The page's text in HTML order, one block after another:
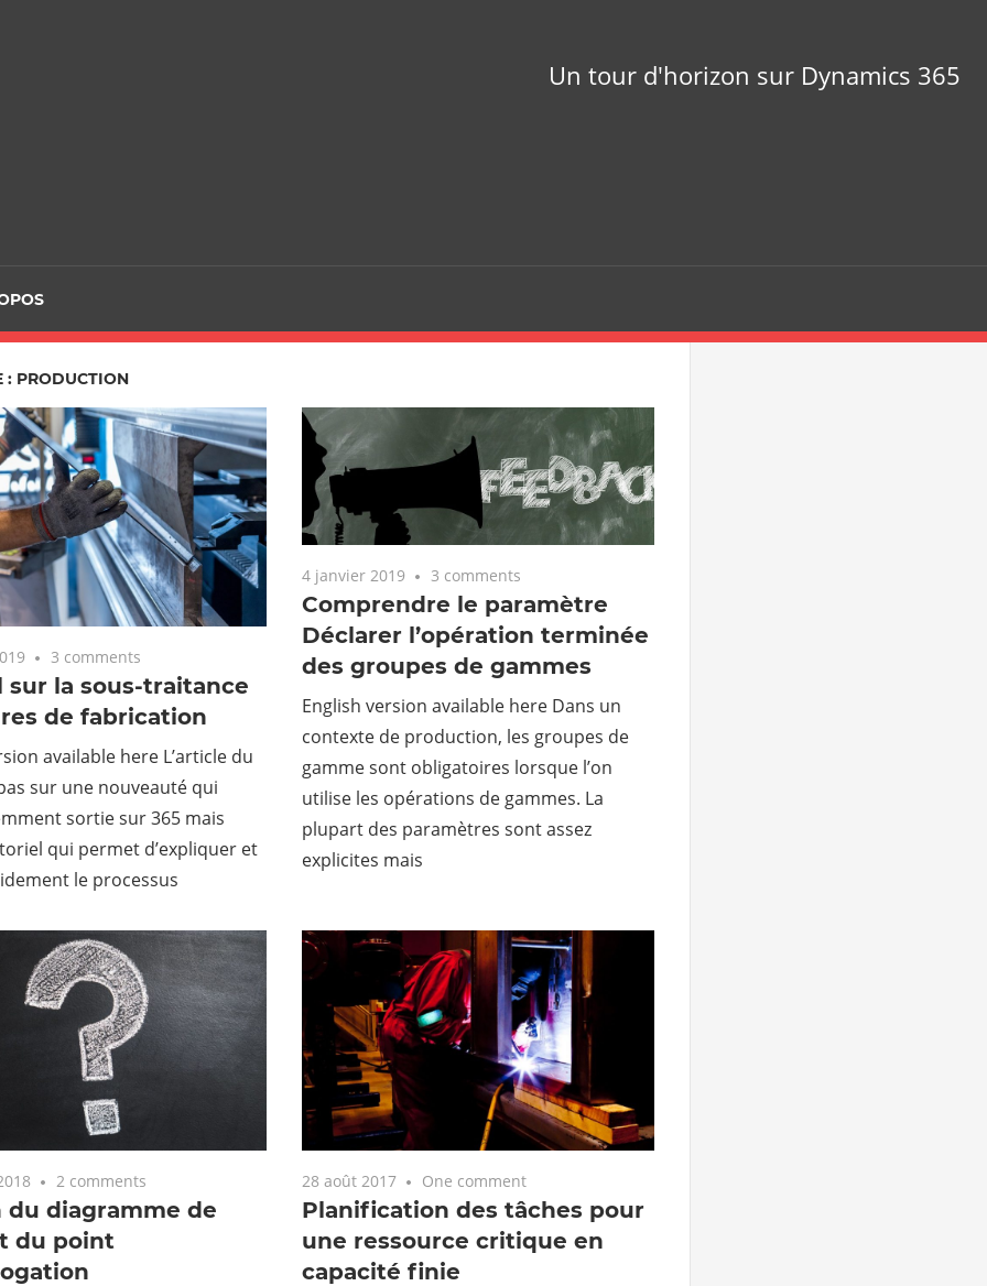
Un tour d'horizon sur Dynamics 365
: PRODUCTION
3 comments
sur la sous-traitance
de fabrication
available here L’article du
sur une nouveauté qui
sortie sur 365 mais
qui permet d’expliquer et
le processus
4 janvier 2019 3 comments
Comprendre le paramètre
Déclarer l’opération terminée
des groupes de gammes
English version available here Dans un
contexte de production, les groupes de
gamme sont obligatoires lorsque l’on
utilise les opérations de gammes. La
plupart des paramètres sont assez
explicites mais
2 comments
du diagramme de
du point
28 août 2017 One comment
Planification des tâches pour
une ressource critique en
capacité finie